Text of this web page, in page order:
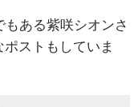
ある紫咲シオンさ
ストもしていま